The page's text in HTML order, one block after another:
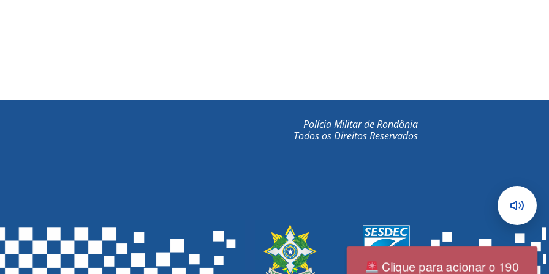
Polícia Militar de Rondônia
Todos os Direitos Reservados
Clique para acionar o 190